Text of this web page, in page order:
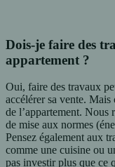
Dois-je faire des
appartement ?
Oui, faire des travaux
accélérer sa vente. Mais
de l’appartement. Nous
de mise aux normes
Pensez également aux
comme une cuisine ou
pas investir plus que ce